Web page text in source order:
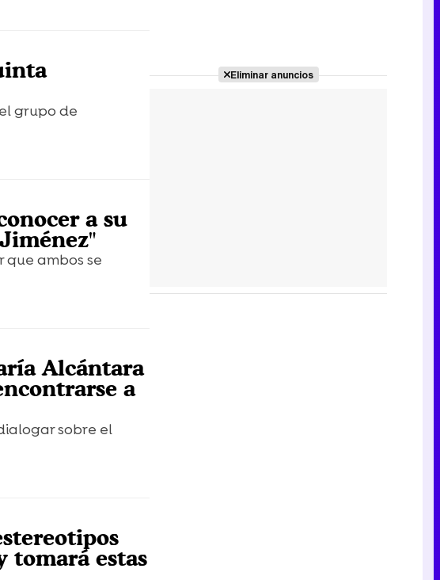
grupo de
a su
que ambos se
Alcántara
a
sobre el
tomará estas
Eliminar anuncios